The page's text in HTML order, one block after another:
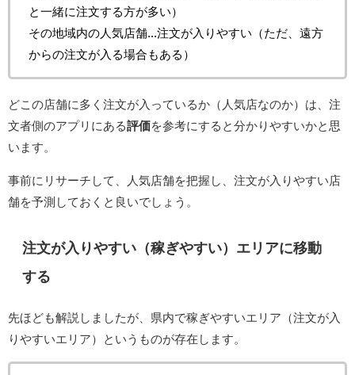
と一緒に注文する方が多い）
その地域内の人気店舗...注文が入りやすい（ただ、遠方
からの注文が入る場合もある）
どこの店舗に多く注文が入っているか（人気店なのか）は、注
文者側のアプリにある評価を参考にすると分かりやすいかと思
います。
事前にリサーチして、人気店舗を把握し、注文が入りやすい店
舗を予測しておくと良いでしょう。
注文が入りやすい（稼ぎやすい）エリアに移動
する
先ほども解説しましたが、県内で稼ぎやすいエリア（注文が入
りやすいエリア）というものが存在します。